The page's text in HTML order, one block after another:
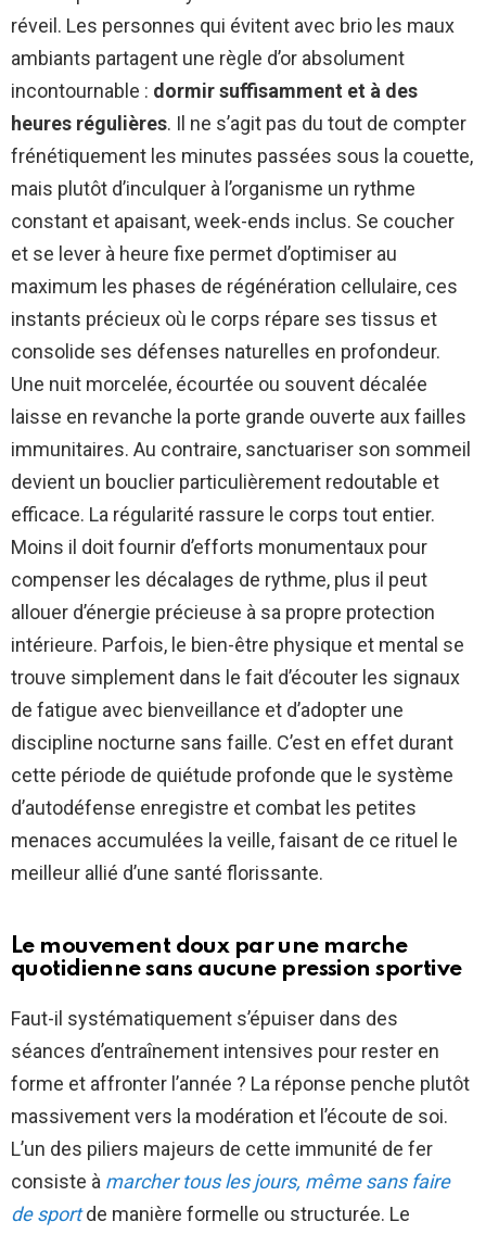
réveil. Les personnes qui évitent avec brio les maux
ambiants partagent une règle d’or absolument
incontournable : dormir suffisamment et à des
heures régulières. Il ne s’agit pas du tout de compter
frénétiquement les minutes passées sous la couette,
mais plutôt d’inculquer à l’organisme un rythme
constant et apaisant, week-ends inclus. Se coucher
et se lever à heure fixe permet d’optimiser au
maximum les phases de régénération cellulaire, ces
instants précieux où le corps répare ses tissus et
consolide ses défenses naturelles en profondeur.
Une nuit morcelée, écourtée ou souvent décalée
laisse en revanche la porte grande ouverte aux failles
immunitaires. Au contraire, sanctuariser son sommeil
devient un bouclier particulièrement redoutable et
efficace. La régularité rassure le corps tout entier.
Moins il doit fournir d’efforts monumentaux pour
compenser les décalages de rythme, plus il peut
allouer d’énergie précieuse à sa propre protection
intérieure. Parfois, le bien-être physique et mental se
trouve simplement dans le fait d’écouter les signaux
de fatigue avec bienveillance et d’adopter une
discipline nocturne sans faille. C’est en effet durant
cette période de quiétude profonde que le système
d’autodéfense enregistre et combat les petites
menaces accumulées la veille, faisant de ce rituel le
meilleur allié d’une santé florissante.
Le mouvement doux par une marche
quotidienne sans aucune pression sportive
Faut-il systématiquement s’épuiser dans des
séances d’entraînement intensives pour rester en
forme et affronter l’année ? La réponse penche plutôt
massivement vers la modération et l’écoute de soi.
L’un des piliers majeurs de cette immunité de fer
consiste à marcher tous les jours, même sans faire
de sportde manière formelle ou structurée. Le